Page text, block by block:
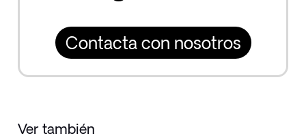
Contacta con nosotros
Ver también